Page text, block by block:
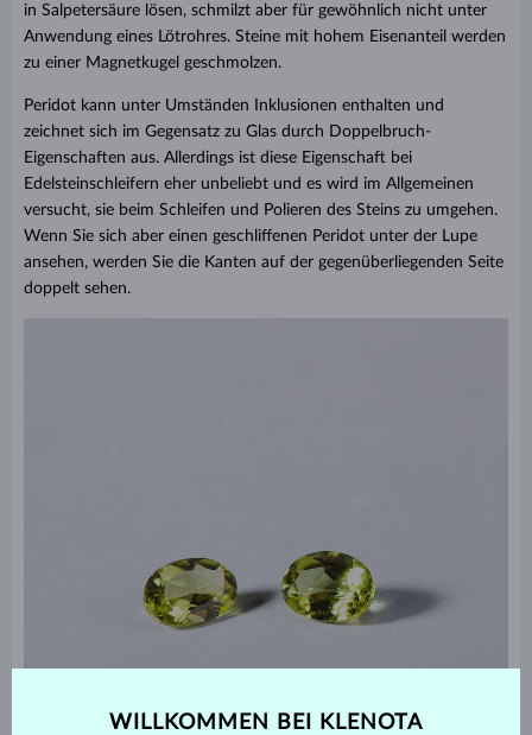
in Salpetersäure lösen, schmilzt aber für gewöhnlich nicht unter
Anwendung eines Lötrohres. Steine mit hohem Eisenanteil werden
zu einer Magnetkugel geschmolzen.
Peridot kann unter Umständen Inklusionen enthalten und
zeichnet sich im Gegensatz zu Glas durch Doppelbruch-
Eigenschaften aus. Allerdings ist diese Eigenschaft bei
Edelsteinschleifern eher unbeliebt und es wird im Allgemeinen
versucht, sie beim Schleifen und Polieren des Steins zu umgehen.
Wenn Sie sich aber einen geschliffenen Peridot unter der Lupe
ansehen, werden Sie die Kanten auf der gegenüberliegenden Seite
doppelt sehen.
WILLKOMMEN BEI KLENOTA